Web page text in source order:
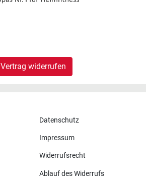
Vertrag widerrufen
Datenschutz
Impressum
Widerrufsrecht
Ablauf des Widerrufs